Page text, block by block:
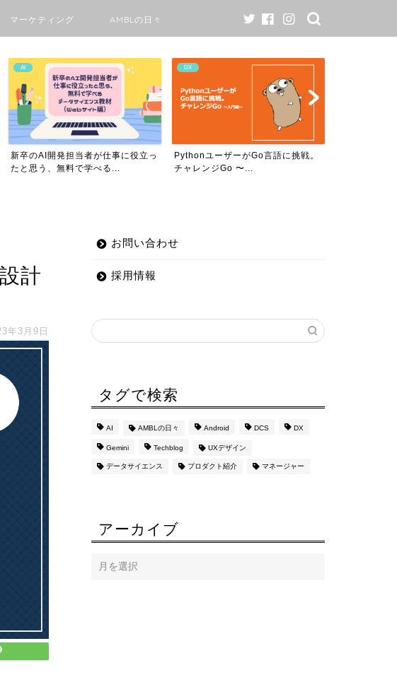
マーケティング AMBLの日々
DX
PythonユーザーがGo言語に挑戦。
チャレンジGo 〜...
AMBLの日々
AMBLのワークスタイル変更につい
て￼
計
年3月9日
お問い合わせ
採用情報
タグで検索
AI AMBLの日々 Android DCS DX
Gemini Techblog UXデザイン
データサイエンス プロダクト紹介 マネージャー
アーカイブ